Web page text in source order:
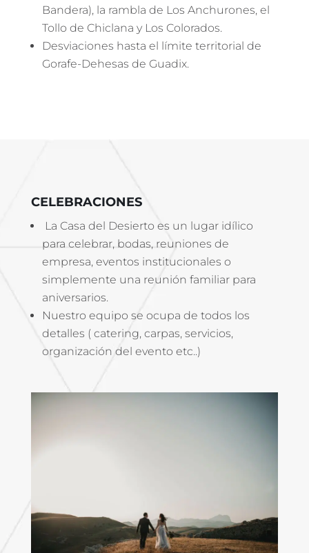
Bandera), la rambla de Los Anchurones, el
Tollo de Chiclana y Los Colorados.
Desviaciones hasta el límite territorial de
Gorafe-Dehesas de Guadix.
CELEBRACIONES
La Casa del Desierto es un lugar idílico
para celebrar, bodas, reuniones de
empresa, eventos institucionales o
simplemente una reunión familiar para
aniversarios.
Nuestro equipo se ocupa de todos los
detalles ( catering, carpas, servicios,
organización del evento etc..)